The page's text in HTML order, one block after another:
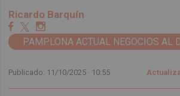
Ricardo Barquín
PAMPLONA ACTUAL NEGOCIOS AL
Publicado: 11/10/2025 · 10:55